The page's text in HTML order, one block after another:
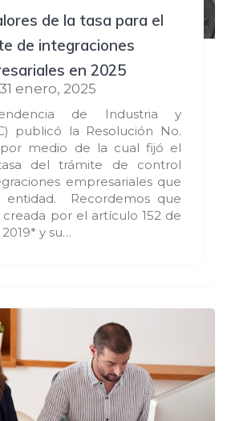
de la tasa para el
de integraciones
en 2025
31 enero, 2025
de Industria y
publicó la Resolución No.
por medio de la cual fijó el
del trámite de control
empresariales que
entidad. Recordemos que
por el artículo 152 de
y su…